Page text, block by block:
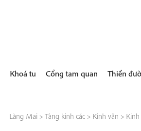
Khoá tu Cổng tam quan Thiền
Làng Mai> Tàng kinh các> Kinh văn >